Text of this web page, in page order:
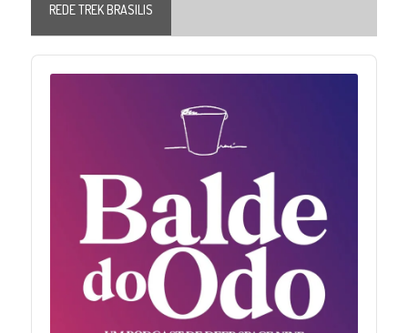
REDE TREK BRASILIS
Audio
Player